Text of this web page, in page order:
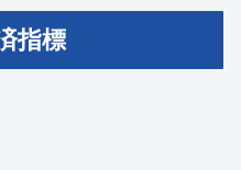
指標